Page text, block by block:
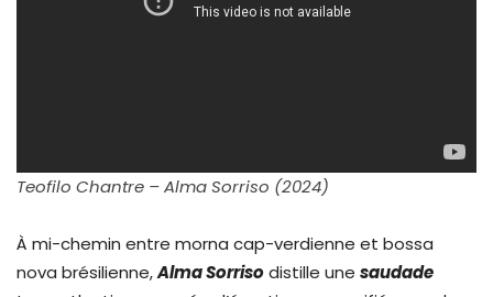
Teofilo Chantre – Alma Sorriso (2024)
À mi-chemin entre morna cap-verdienne et bossa
nova brésilienne,Alma Sorrisodistille une saudade